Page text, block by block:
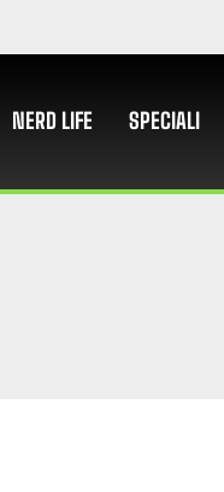
NERD LIFE SPECIALI